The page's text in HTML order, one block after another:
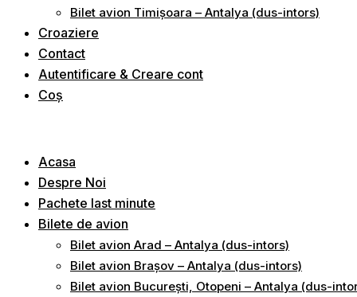
Bilet avion Timișoara – Antalya (dus-intors)
Croaziere
Contact
Autentificare & Creare cont
Coș
Acasa
Despre Noi
Pachete last minute
Bilete de avion
Bilet avion Arad – Antalya (dus-intors)
Bilet avion Brașov – Antalya (dus-intors)
Bilet avion București, Otopeni – Antalya (dus-